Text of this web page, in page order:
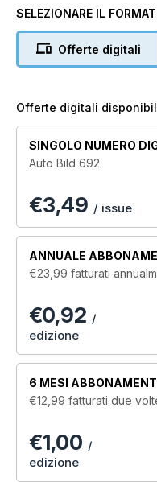
y directa en sus
prototipos, test y
SELEZIONARE IL
Offerte digitali
Offerte digitali
SINGOLO NUMERO
Auto Bild 692
€3,49 / issue
ANNUALE
€23,99 fatturati
€0,92 /
edizione
6 MESI
€12,99 fatturati due
€1,00 /
edizione